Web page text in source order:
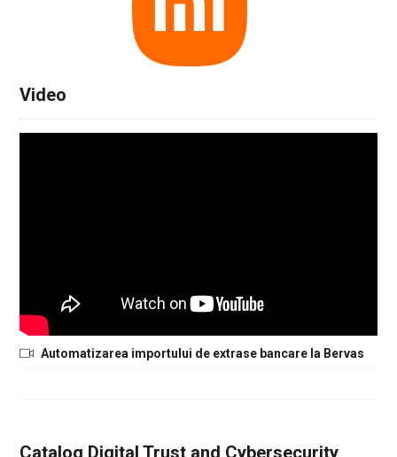
Video
Automatizarea importului de extrase bancare la Bervas
Catalog Digital Trust and Cybersecurity